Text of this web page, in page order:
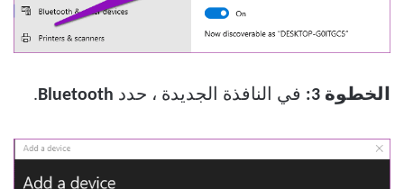
الخطوة 3: في النافذة الجديدة ، حدد Bluetooth
.